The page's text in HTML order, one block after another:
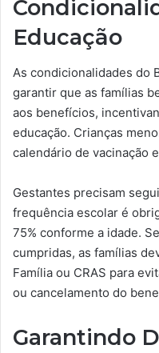
Educação
As condicionalidades do
garantir que as famílias
aos benefícios,
educação. Crianças
calendário de vacinação
Gestantes precisam
frequência escolar é
75% conforme a idade.
cumpridas, as famílias
Família ou CRAS para
ou cancelamento do
Garantindo